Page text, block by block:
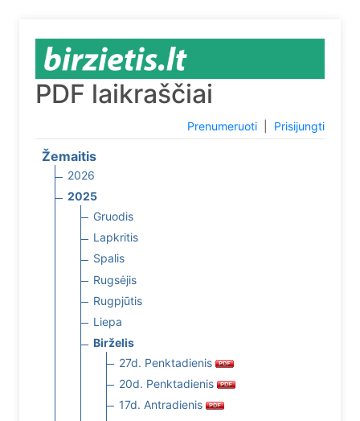
PDF laikraščiai
Prenumeruoti Prisijungti
Žemaitis
2026
2025
Gruodis
Lapkritis
Spalis
Rugsėjis
Rugpjūtis
Liepa
Birželis
27d. Penktadienis
20d. Penktadienis
17d. Antradienis